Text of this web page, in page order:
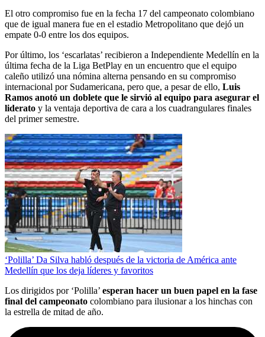
El otro compromiso fue en la fecha 17 del campeonato colombiano
que de igual manera fue en el estadio Metropolitano que dejó un
empate 0-0 entre los dos equipos.
Por último, los ‘escarlatas’ recibieron a Independiente Medellín en la
última fecha de la Liga BetPlay en un encuentro que el equipo
caleño utilizó una nómina alterna pensando en su compromiso
internacional por Sudamericana, pero que, a pesar de ello, Luis
Ramos anotó un doblete que le sirvió al equipo para asegurar el
liderato y la ventaja deportiva de cara a los cuadrangulares finales
del primer semestre.
‘Polilla’ Da Silva habló después de la victoria de América ante
Medellín que los deja líderes y favoritos
Los dirigidos por ‘Polilla’ esperan hacer un buen papel en la fase
final del campeonato colombiano para ilusionar a los hinchas con
la estrella de mitad de año.